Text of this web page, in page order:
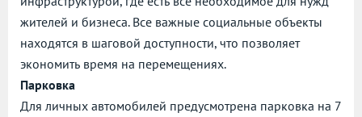
жителей и бизнеса. Все важные социальные объекты
находятся в шаговой доступности, что позволяет
экономить время на перемещениях.
Парковка
Для личных автомобилей предусмотрена парковка на 7